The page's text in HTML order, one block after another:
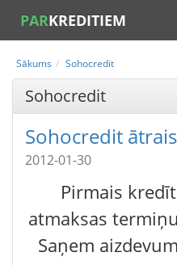
PARKREDITIEM
Sākums Sohocredit
Sohocredit
Sohocredit
2012-01-30
Pirmais
atmaksas
Saņem